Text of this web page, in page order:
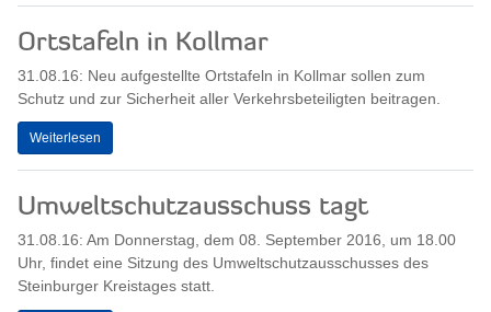
Ortstafeln in Kollmar
31.08.16: Neu aufgestellte Ortstafeln in Kollmar sollen zum
Schutz und zur Sicherheit aller Verkehrsbeteiligten beitragen.
Weiterlesen
Umweltschutzausschuss tagt
31.08.16: Am Donnerstag, dem 08. September 2016, um 18.00
Uhr, findet eine Sitzung des Umweltschutzausschusses des
Steinburger Kreistages statt.